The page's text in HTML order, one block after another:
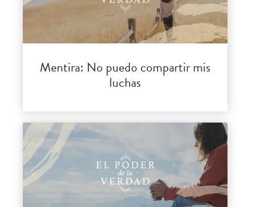
Mentira: No puedo compartir mis
luchas